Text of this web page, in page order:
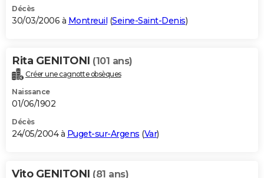
Décès
30/03/2006 à Montreuil (Seine-Saint-Denis)
Rita GENITONI (101 ans)
Créer une cagnotte obsèques
Naissance
01/06/1902
Décès
24/05/2004 à Puget-sur-Argens (Var)
Vito GENITONI (81 ans)